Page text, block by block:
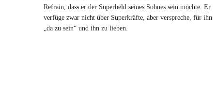
Refrain, dass er der Superheld seines Sohnes sein möchte. Er
verfüge zwar nicht über Superkräfte, aber verspreche, für ihn
„da zu sein“ und ihn zu lieben.